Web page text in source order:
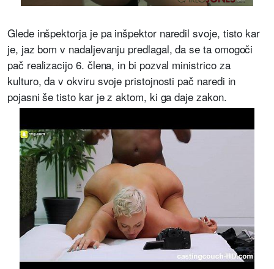
Glede inšpektorja je pa inšpektor naredil svoje, tisto kar
je, jaz bom v nadaljevanju predlagal, da se ta omogoči
pač realizacijo 6. člena, in bi pozval ministrico za
kulturo, da v okviru svoje pristojnosti pač naredi in
pojasni še tisto kar je z aktom, ki ga daje zakon.